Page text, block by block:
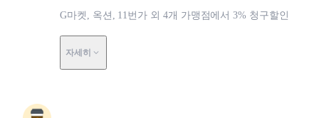
G마켓, 옥션, 11번가 외 4개 가맹점에서 3% 청구할인
자세히